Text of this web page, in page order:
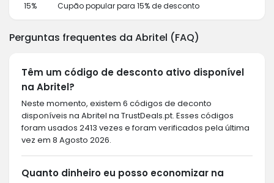
15% Cupão popular para 15% de desconto
Perguntas frequentes da Abritel (FAQ)
Têm um código de desconto ativo disponível
na Abritel?
Neste momento, existem 6 códigos de deconto
disponíveis na Abritel na TrustDeals.pt. Esses códigos
foram usados 2413 vezes e foram verificados pela última
vez em 8 Agosto 2026.
Quanto dinheiro eu posso economizar na